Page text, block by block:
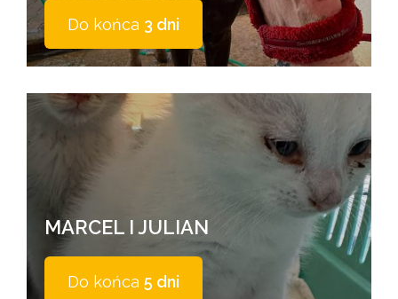
Do końca 3 dni
MARCEL I JULIAN
Do końca 5 dni